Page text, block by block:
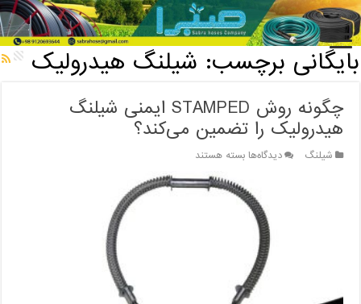
خانه / بایگانی برچسب: شیلنگ هیدرولیک
بایگانی برچسب: شیلنگ هیدرولیک
چگونه روش STAMPED ایمنی شیلنگ
هیدرولیک را تضمین می‌کند؟
شیلنگ دیدگاه‌هابرای
روش
STAMPED
می‌کند؟
بسته هستند